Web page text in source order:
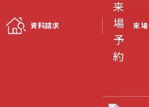
©2023 Nattoku
資料請求 来